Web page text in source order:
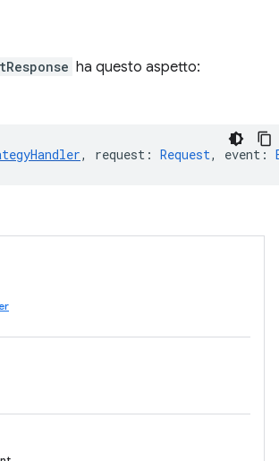
ha questo aspetto:
, request : Request, event :